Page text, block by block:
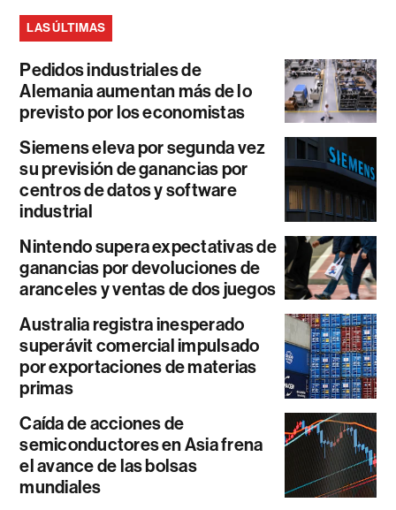
LAS ÚLTIMAS
Pedidos industriales de
Alemania aumentan más de lo
previsto por los economistas
Siemens eleva por segunda vez
su previsión de ganancias por
centros de datos y software
industrial
Nintendo supera expectativas de
ganancias por devoluciones de
aranceles y ventas de dos juegos
Australia registra inesperado
superávit comercial impulsado
por exportaciones de materias
primas
Caída de acciones de
semiconductores en Asia frena
el avance de las bolsas
mundiales